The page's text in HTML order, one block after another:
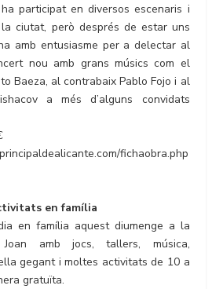
participat en diversos escenaris i
ciutat, però després de estar uns
amb entusiasme per a delectar al
nou amb grans músics com el
Baeza, al contrabaix Pablo Fojo i al
a més d’alguns convidats
fichaobra.php
en família
en família aquest diumenge a la
amb jocs, tallers, música,
gegant i moltes activitats de 10 a
gratuïta.